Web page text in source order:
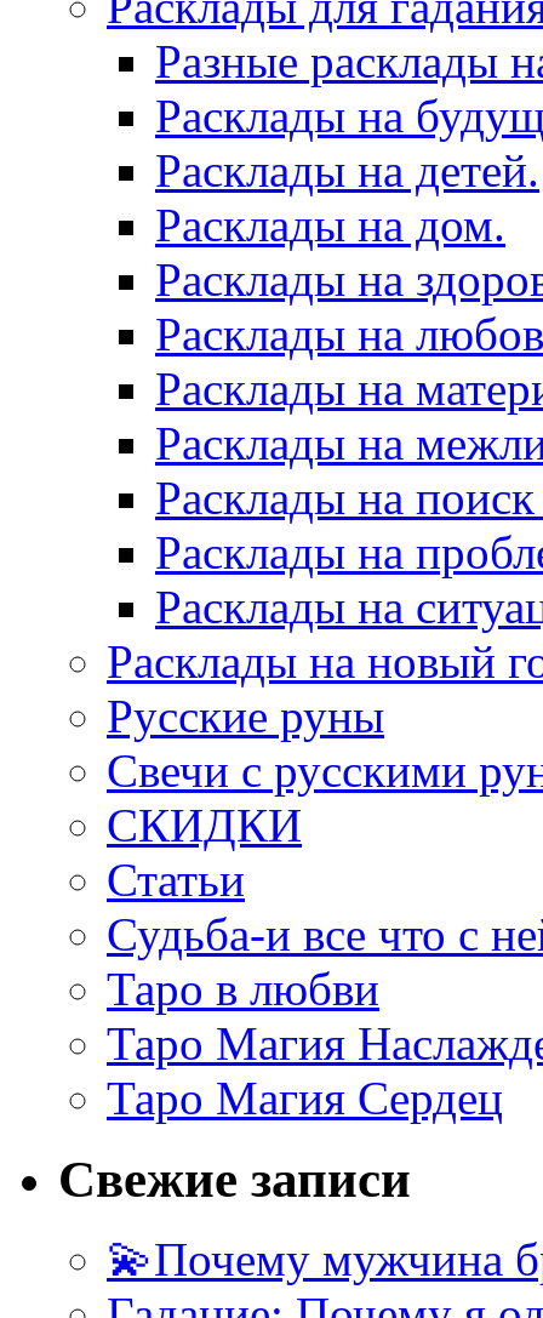
Разные расклады
Расклады на
Расклады на детей.
Расклады на дом.
Расклады на
Расклады на
Расклады на
Расклады на
Расклады на
Расклады на
Расклады на
Расклады на новый
Русские руны
Свечи с русскими
СКИДКИ
Статьи
Судьба-и все что с
Таро в любви
Таро Магия
Таро Магия Сердец
Свежие записи
💫Почему мужчина